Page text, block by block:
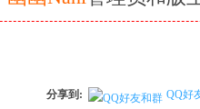
分享到: QQ好